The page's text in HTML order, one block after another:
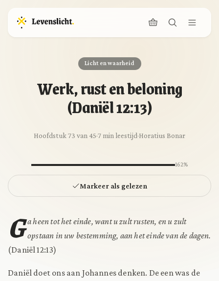
Licht en waarheid
Werk, rust en beloning
(Daniël 12:13)
Hoofdstuk 73 van 45·7 min leestijd·Horatius Bonar
162%
Markeer als gelezen
G a heen tot het einde, want u zult rusten, en u zult
opstaan in uw bestemming, aan het einde van de dagen.
(Daniël 12:13)
Daniël doet ons aan Johannes denken. De een was de